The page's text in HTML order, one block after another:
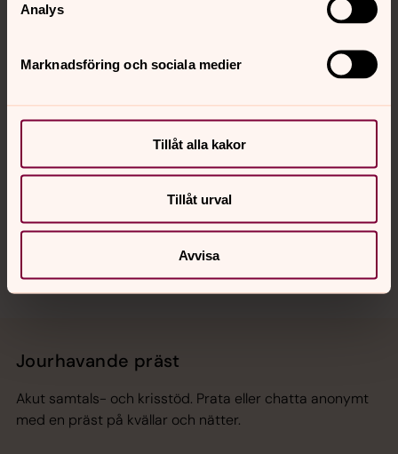
Analys
Marknadsföring och sociala medier
Tillåt alla kakor
Tillåt urval
Avvisa
Kontakt
Sociala kanaler
Jourhavande präst
Akut samtals- och krisstöd. Prata eller chatta anonymt
med en präst på kvällar och nätter.